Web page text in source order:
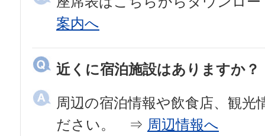
案内へ
近くに宿泊施設はありますか？
周辺の宿泊情報や飲食店、観
ださい。 ⇒ 周辺情報へ